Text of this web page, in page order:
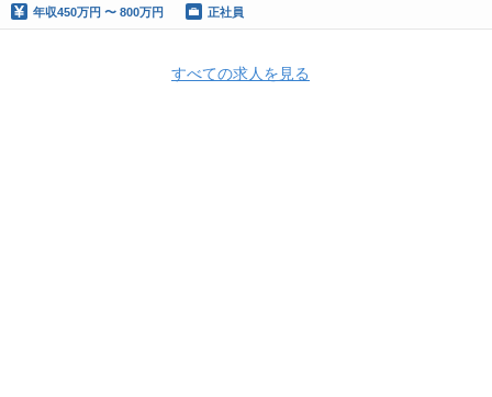
年収450万円 〜 800万円 正社員
すべての求人を見る